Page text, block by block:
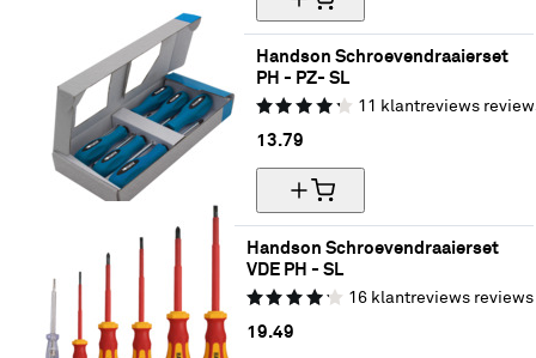
Handson Schroevendraaierset
PH - PZ- SL
11 klantreviews
13.79
Handson Schroevendraaierset
VDE PH - SL
16 klantreviews reviews
19.49